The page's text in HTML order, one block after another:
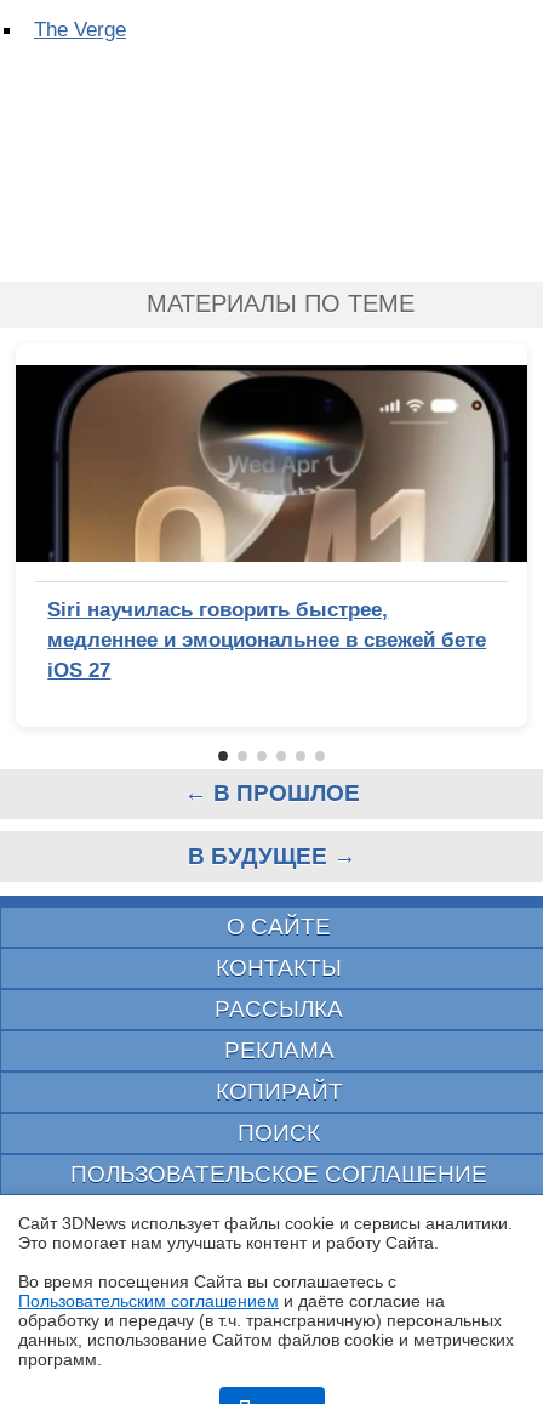
Обзор ноутбука ASUS Zenbook Duo UX8407A (UX8407AA-SN279X) с
The Verge
МАТЕРИАЛЫ ПО ТЕМЕ
Siri научилась говорить быстрее,
медленнее и эмоциональнее в свежей бете
iOS 27
← В ПРОШЛОЕ
В БУДУЩЕЕ →
О САЙТЕ
КОНТАКТЫ
РАССЫЛКА
РЕКЛАМА
КОПИРАЙТ
ПОИСК
ПОЛЬЗОВАТЕЛЬСКОЕ СОГЛАШЕНИЕ
ЗАЩИЩЕНО CURATOR
© 1997—2026 Электронное периодическое издание "3ДНьюс" | Свидетельство о
выдано Федеральной Службой по надзору за соблюдением законодательства в сфере
массовых коммуникаций и охране культурного наследия
При цитировании документа ссылка на сайт с указанием автора обязательна. Полное
заимствование документа является нарушением
российского и международного законодательства и возможно только с согласия
Сайт 3DNews использует файлы cookie и сервисы аналитики.
Это помогает нам улучшать контент и работу Cайта.
Во время посещения Cайта вы соглашаетесь с
Пользовательским соглашением и даёте согласие на
обработку и передачу (в т.ч. трансграничную) персональных
данных, использование Cайтом файлов cookie и метрических
программ.